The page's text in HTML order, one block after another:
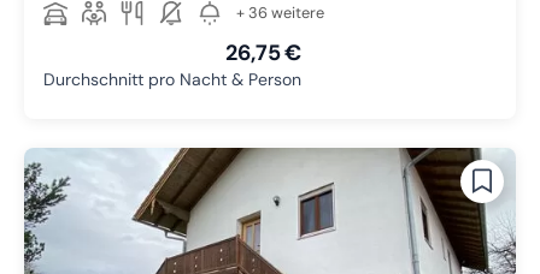
+ 36 weitere
26,75 €
Durchschnitt pro Nacht & Person